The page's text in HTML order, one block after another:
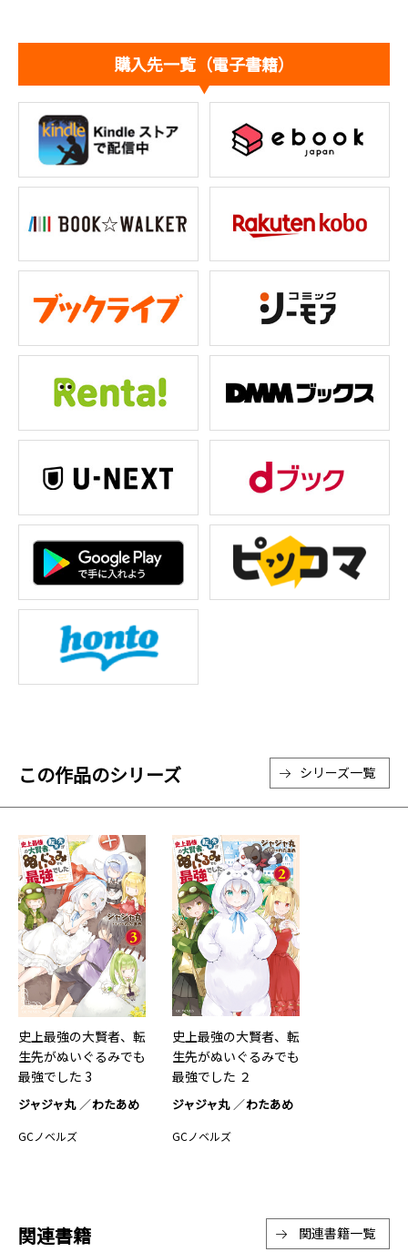
購入先一覧（電子書籍）
この作品のシリーズ シリーズ一覧
史上最強の大賢者、転
生先がぬいぐるみでも
最強でした 3
ジャジャ丸 わたあめ
GCノベルズ
史上最強の大賢者、転
生先がぬいぐるみでも
最強でした ２
ジャジャ丸 わたあめ
GCノベルズ
関連書籍 関連書籍一覧